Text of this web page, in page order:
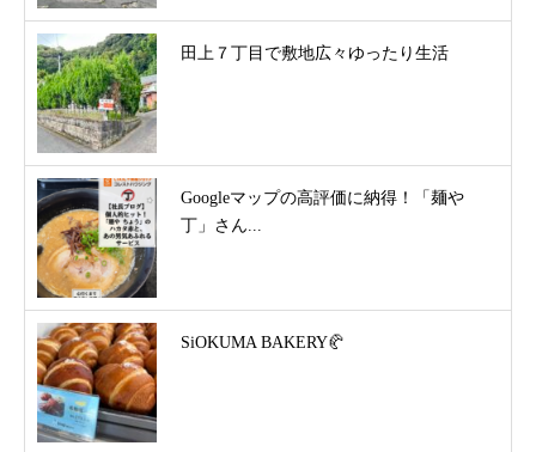
田上７丁目で敷地広々ゆったり生活
Googleマップの高評価に納得！「麺や
丁」さん...
SiOKUMA BAKERY🥐